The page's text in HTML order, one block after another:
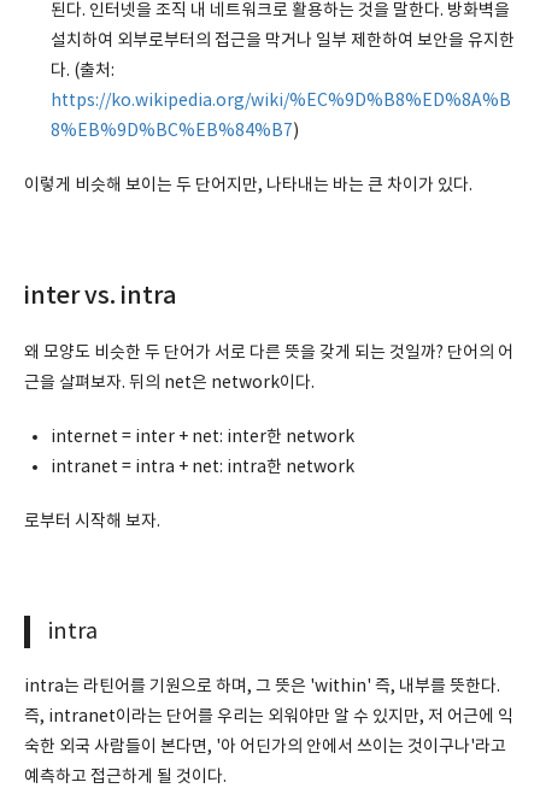
된다. 인터넷을 조직 내 네트워크로 활용하는 것을 말한다. 방화벽을
설치하여 외부로부터의 접근을 막거나 일부 제한하여 보안을 유지한
다. (출처:
https://ko.wikipedia.org/wiki/%EC%9D%B8%ED%8A%B
8%EB%9D%BC%EB%84%B7)
이렇게 비슷해 보이는 두 단어지만, 나타내는 바는 큰 차이가 있다.
inter vs. intra
왜 모양도 비슷한 두 단어가 서로 다른 뜻을 갖게 되는 것일까? 단어의 어
근을 살펴보자. 뒤의 net은 network이다.
internet = inter + net: inter한 network
intranet = intra + net: intra한 network
로부터 시작해 보자.
intra
intra는 라틴어를 기원으로 하며, 그 뜻은 'within' 즉, 내부를 뜻한다.
즉, intranet이라는 단어를 우리는 외워야만 알 수 있지만, 저 어근에 익
숙한 외국 사람들이 본다면, '아 어딘가의 안에서 쓰이는 것이구나'라고
예측하고 접근하게 될 것이다.